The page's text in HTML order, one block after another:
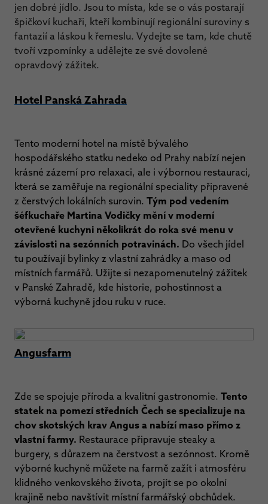
jen dobré jídlo. Jsou to místa, kde se o vás postarají
špičkoví kuchaři, kteří kombinují regionální suroviny s
fantazií a láskou k řemeslu. Vydejte se tam, kde chutě
tvoří vzpomínky a udělejte ze své dovolené
opravdový zážitek.
Hotel Panská Zahrada
Tento moderní hotel na místě bývalého
hospodářského statku nedeko od Prahy nabízí nejen
krásné zázemí pro relaxaci, ale i výbornou restauraci,
která se zaměřuje na regionální speciality připravené
z čerstvých lokálních surovin. Tým pod vedením
šéfkuchaře Martina Vodičky mění v moderní
otevřené kuchyni několikrát do roka své menu v
závislosti na sezónních potravinách. Do všech jídel
tu používají bylinky z vlastní zahrádky a maso od
místních farmářů. Užijte si nezapomenutelný zážitek
v Panské Zahradě, kde historie, pohostinnost a
výborná kuchyně jdou ruku v ruce.
Angusfarm
Zde se spojuje příroda a kvalitní gastronomie. Tento
statek na pomezí středních Čech se specializuje na
chov skotských krav Angus a nabízí maso přímo z
vlastní farmy. Restaurace připravuje steaky a
burgery, s důrazem na čerstvost a sezónnost. Kromě
výborné kuchyně můžete na farmě zažít i atmosféru
klidného venkovského života, projít se po okolní
krajině nebo navštívit místní farmářský obchůdek.